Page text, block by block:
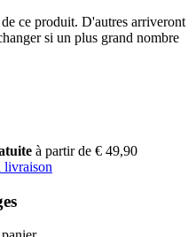
ce produit. D'autres arriveront
si un plus grand nombre
à partir de € 49,90
livraison